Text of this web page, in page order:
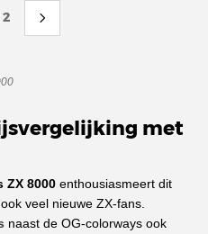
2
met
ZX 8000 enthousiasmeert dit
veel nieuwe ZX-fans.
naast de OG-colorways ook